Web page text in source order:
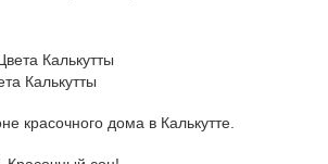
Калькутты
красочного дома в Калькутте.